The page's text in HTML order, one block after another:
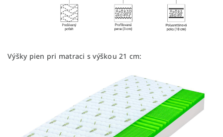
Výšky pien pri matraci s výškou 21 cm: